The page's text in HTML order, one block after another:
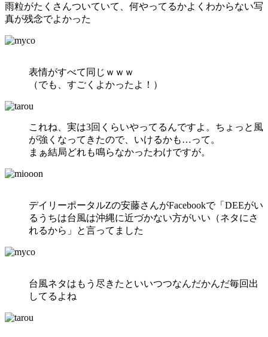
雨粒がたくさんついていて、何やってるかよくわからない写
真が残念でよかった
表情がすべて同じｗｗｗ
（でも、すごくよかったよ！）
これね、実は3回くらいやってるんですよ。ちょっと風
が強くなってきたので、いけるかも…って。
まぁ結局どれも鳴らなかったわけですが。
デイリーポータルZの安藤さんがFacebookで「DEEがい
るうちは台風は沖縄に近づかない方がいい（ネタにさ
れるから」と言ってました
台風ネタはもう尽きたといいつつなんだかんだ毎回出
してるよね